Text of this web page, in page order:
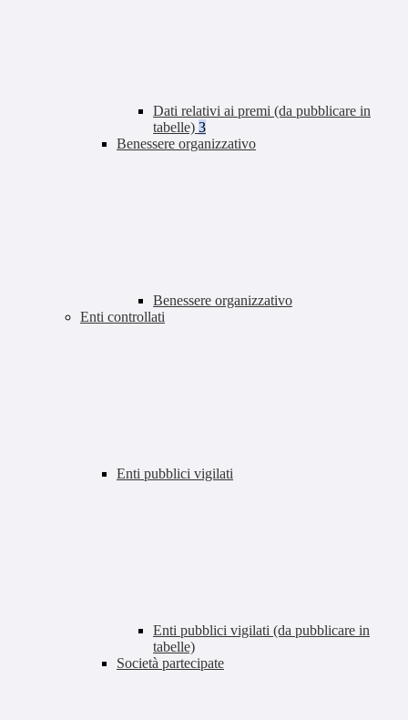
Dati relativi ai premi (da pubblicare in
tabelle) 3
Benessere organizzativo
Benessere organizzativo
Enti controllati
Enti pubblici vigilati
Enti pubblici vigilati (da pubblicare in
tabelle)
Società partecipate